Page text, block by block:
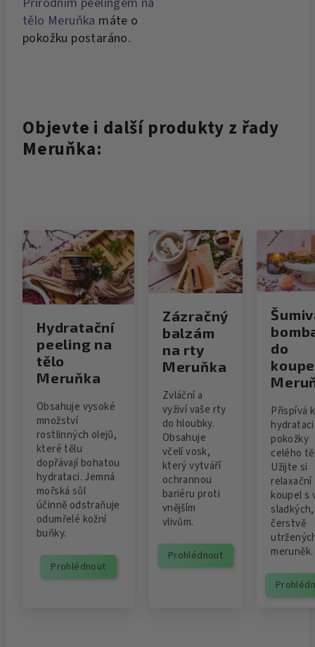
tělo Meruňka máte o
pokožku postaráno.
Objevte i další produkty z řady
Meruňka:
Hydratační
peeling na
tělo
Meruňka
Obsahuje vysoké
množství
rostlinných olejů,
které tělu
dopřávají bohatou
hydrataci. Jemná
mořská sůl
účinně odstraňuje
odumřelé kožní
buňky.
Prohlédnout
Zázračný
balzám
na rty
Meruňka
Zvláční a
vyživí vaše rty
do hloubky.
Obsahuje
včelí vosk,
který vytváří
ochrannou
bariéru proti
vnějším
vlivům.
Prohlédnout
do
Přispívá k
hydrataci
pokožky
celého
Užijte si
relaxační
koupel s
sladkých,
čerstvě
meruněk.